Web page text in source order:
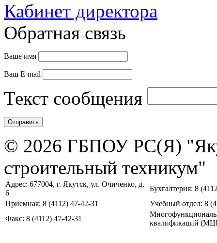
Кабинет директора
Обратная связь
Ваше имя
Ваш E-mail
Текст сообщения
© 2026 ГБПОУ РС(Я)
строительный техникум"
Адрес: 677004, г. Якутск, ул. Очиченко, д.
6
Бухгалтерия: 8
Приемная: 8 (4112) 47-42-31
Учебный отдел: 8
Факс: 8 (4112) 47-42-31
квалификаций